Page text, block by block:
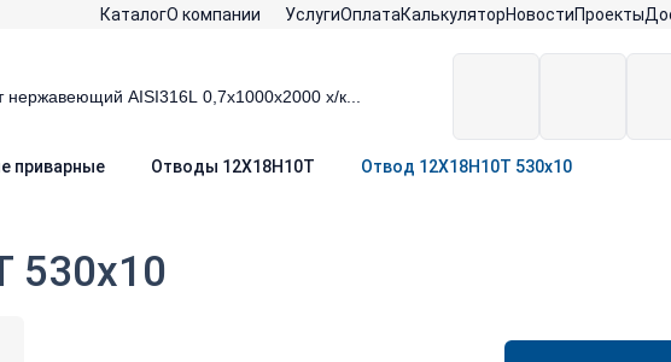
КаталогО компании УслугиОплатаКалькуляторНовостиПроекты
приварные Отводы 12Х18Н10Т Отвод 12Х18Н10Т 530х10
530х10